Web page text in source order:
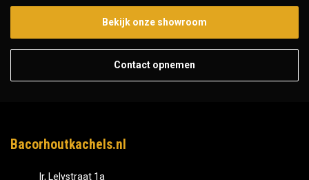
Bekijk onze showroom
Contact opnemen
Bacorhoutkachels.nl
Ir, Lelystraat 1a